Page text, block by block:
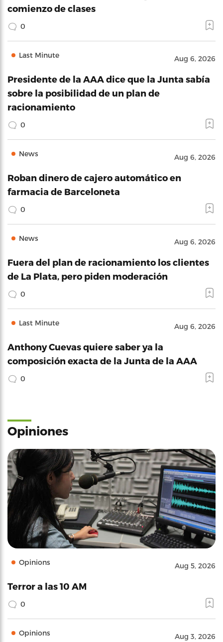
comienzo de clases
0
Last Minute Aug 6, 2026
Presidente de la AAA dice que la Junta sabía
sobre la posibilidad de un plan de
racionamiento
0
News Aug 6, 2026
Roban dinero de cajero automático en
farmacia de Barceloneta
0
News Aug 6, 2026
Fuera del plan de racionamiento los clientes
de La Plata, pero piden moderación
0
Last Minute Aug 6, 2026
Anthony Cuevas quiere saber ya la
composición exacta de la Junta de la AAA
0
Opiniones
Opinions Aug 5, 2026
Terror a las 10 AM
0
Opinions Aug 3, 2026